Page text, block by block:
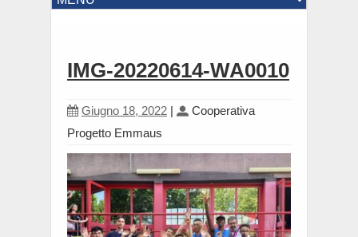
IMG-20220614-WA0010
Giugno 18, 2022 |
Cooperativa
Progetto Emmaus